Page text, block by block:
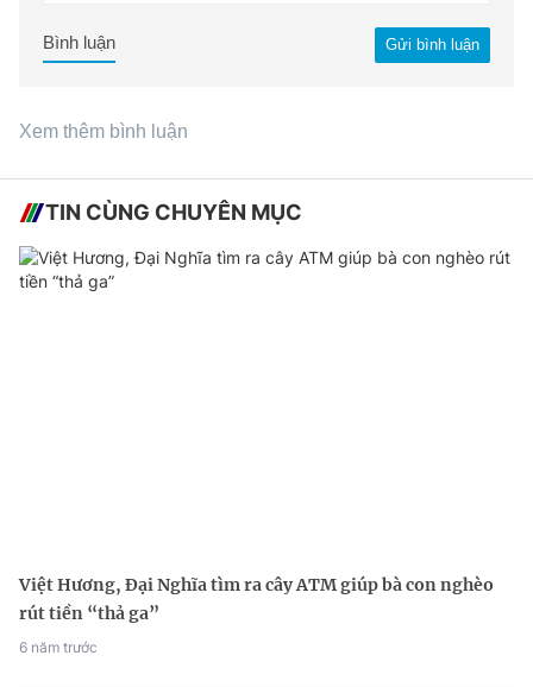
Gửi bình luận
Bình luận
Xem thêm bình luận
TIN CÙNG CHUYÊN MỤC
Việt Hương, Đại Nghĩa tìm ra cây ATM giúp bà con nghèo
rút tiền “thả ga”
6 năm trước